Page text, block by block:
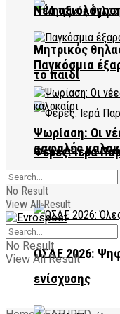
Μητρικός
το παιδί
Φέρες: Ιερά
Κοσμοσώτειρα
ΟΣΔΕ 2026:
ενίσχυσης
Νέα
Παγκόσμια
Ψωρίαση: Οι
ασφαλές
No Result
View All Result
No Result
View All Result